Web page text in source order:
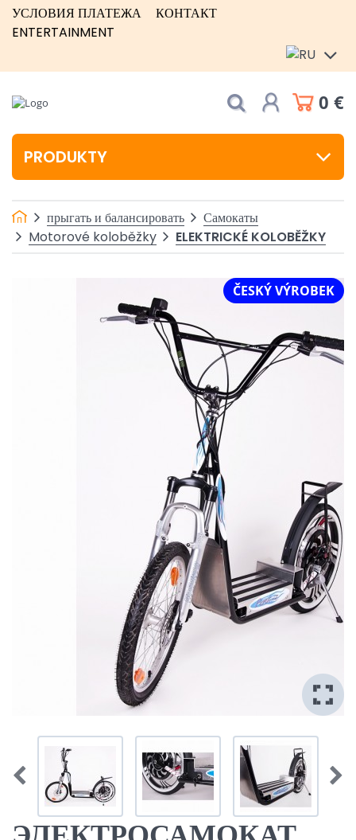
УСЛОВИЯ ПЛАТЕЖА
КОНТАКТ
ENTERTAINMENT
0 €
PRODUKTY
прыгать и балансировать
Самокаты
Motorové koloběžky
ELEKTRICKÉ KOLOBĚŽKY
ČESKÝ VÝROBEK